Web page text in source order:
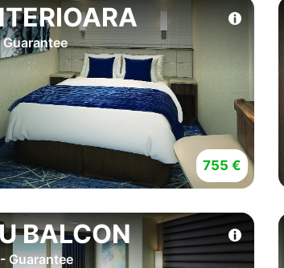
Guarantee
755 €
BALCON
Guarantee